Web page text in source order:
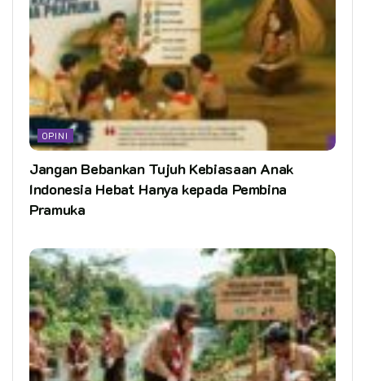
OPINI
Jangan Bebankan Tujuh Kebiasaan Anak
Indonesia Hebat Hanya kepada Pembina
Pramuka